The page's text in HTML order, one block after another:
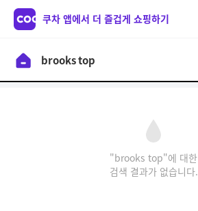
쿠차 앱에서 더 즐겁게 쇼핑하기
"brooks top"에 대한
검색 결과가 없습니다.